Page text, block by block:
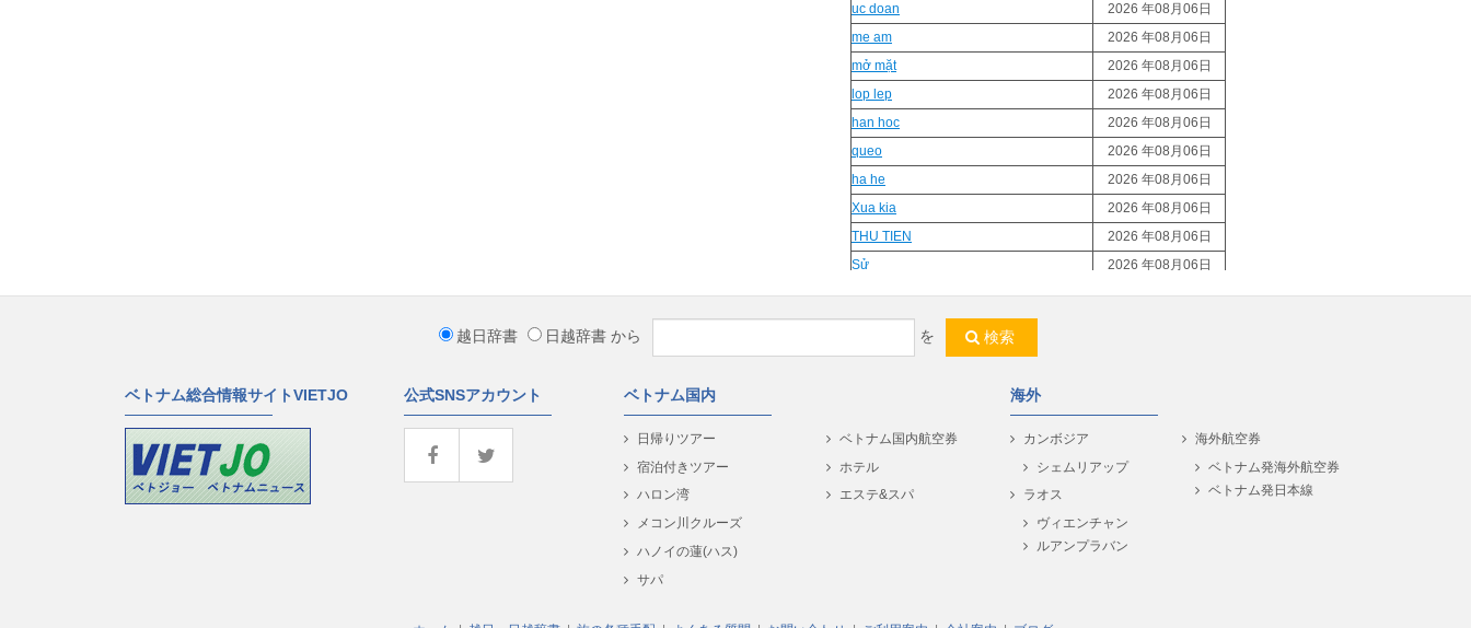
uc doan
2026 年08月06日
me am
2026 年08月06日
mở mặt
2026 年08月06日
lop lep
2026 年08月06日
han hoc
2026 年08月06日
queo
2026 年08月06日
ha he
2026 年08月06日
Xua kia
2026 年08月06日
THU TIEN
2026 年08月06日
Sử
2026 年08月06日
cười gượng
2026 年08月06日
bau ruou
Niem
2026 年08月06日
hieu truong
2026 年08月06日
Chua chat
2026 年08月06日
2026 年08月06日
2026 年08月06日
越日辞書 日越辞書 から を 検索
ベトナム総合情報サイトVIETJO 公式SNSアカウント ベトナム国内
日帰りツアー
宿泊付きツアー
ハロン湾
メコン川クルーズ
ハノイの蓮(ハス)
サパ
ベトナム国内航空券
ホテル
エステ&スパ
海外
カンボジア
シェムリアップ
ラオス
ヴィエンチャン
ルアンプラバン
海外航空券
ベトナム発海外航空券
ベトナム発日本線